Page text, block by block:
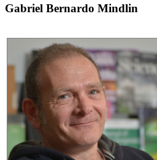
Gabriel Bernardo Mindlin